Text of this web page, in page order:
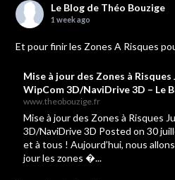
Le Blog de Théo Bouzige
1 week ago
Et pour finir les Zones A Risques
Mise à jour des Zones à Risques
WipCom 3D/NaviDrive 3D – Le
www.theobouzige.fr
Mise à jour des Zones à Risques
3D/NaviDrive 3D Posted on 30
et à tous ! Aujourd’hui, nous
jour les zones �...